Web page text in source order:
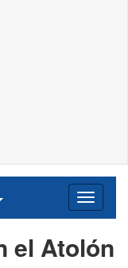
el Atolón